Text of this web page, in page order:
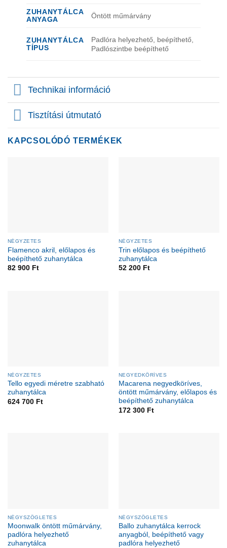
ZUHANYTÁLCA
ANYAGA
Öntött műmárvány
ZUHANYTÁLCA
TÍPUS
Padlóra helyezhető, beépíthető,
Padlószintbe beépíthető
Technikai információ
Tisztítási útmutató
KAPCSOLÓDÓ TERMÉKEK
NÉGYZETES
Flamenco akril, előlapos és
beépíthető zuhanytálca
82 900 Ft
NÉGYZETES
Trin előlapos és beépíthető
zuhanytálca
52 200 Ft
NÉGYZETES
Tello egyedi méretre szabható
zuhanytálca
624 700 Ft
NEGYEDKÖRÍVES
Macarena negyedköríves,
öntött műmárvány, előlapos és
beépíthető zuhanytálca
172 300 Ft
NÉGYSZÖGLETES
Moonwalk öntött műmárvány,
padlóra helyezhető
zuhanytálca
NÉGYSZÖGLETES
Ballo zuhanytálca kerrock
anyagból, beépíthető vagy
padlóra helyezhető